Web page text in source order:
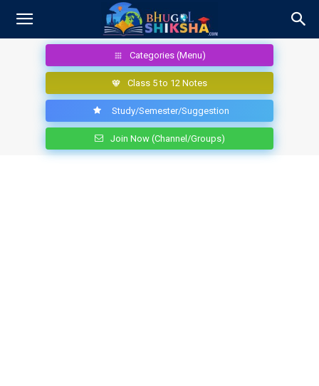
Categories (Menu)
Class 5 to 12 Notes
Study/Semester/Suggestion
Join Now (Channel/Groups)